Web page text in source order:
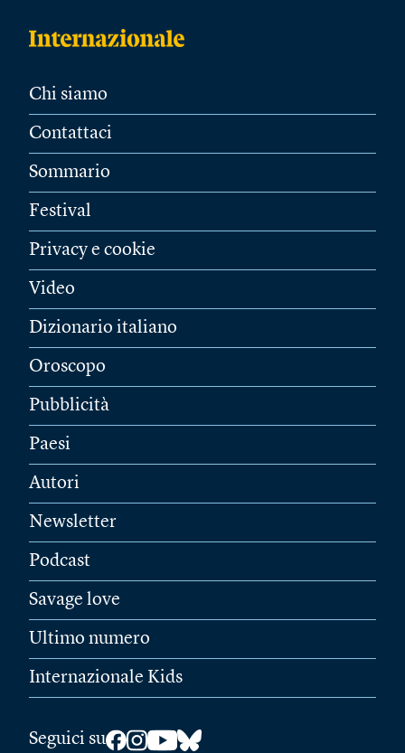
Chi siamo
Contattaci
Sommario
Festival
Privacy e cookie
Video
Dizionario italiano
Oroscopo
Pubblicità
Paesi
Autori
Newsletter
Podcast
Savage love
Ultimo numero
Internazionale Kids
Seguici su